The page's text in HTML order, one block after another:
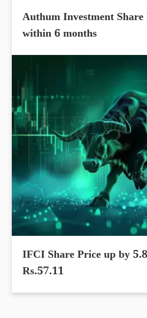
Authum Investment
within 6 months
IFCI Share Price up by
Rs.57.11